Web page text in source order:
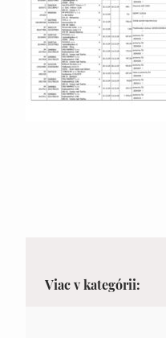
Viac v kategórii: